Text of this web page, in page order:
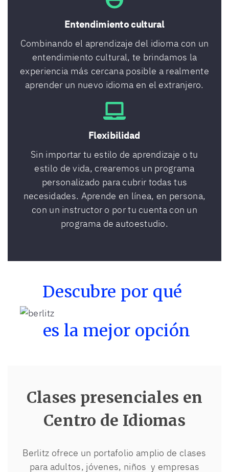
Entendimiento cultural
Combinando el aprendizaje del idioma con un
entendimiento cultural, te brindamos la
experiencia más cercana posible a realmente
aprender un nuevo idioma en el extranjero.
Flexibilidad
Sin importar tu estilo de aprendizaje o tu
estilo de vida, crearemos un programa
personalizado para cubrir todas tus
necesidades. Aprende en línea, en persona,
con un instructor o por tu cuenta con un
programa de autoestudio.
Descubre por qué
es la mejor opción
Clases presenciales en
Centro de Idiomas
Berlitz ofrece un portafolio amplio de clases
para adultos, jóvenes, niños y empresas